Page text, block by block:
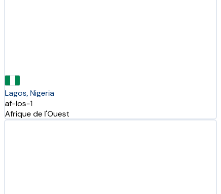
Lagos, Nigeria
af-los-1
Afrique de l'Ouest